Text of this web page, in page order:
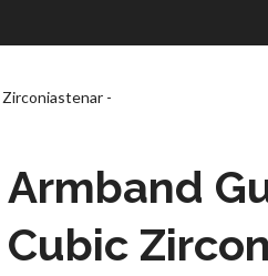
-
Armband
Cubic